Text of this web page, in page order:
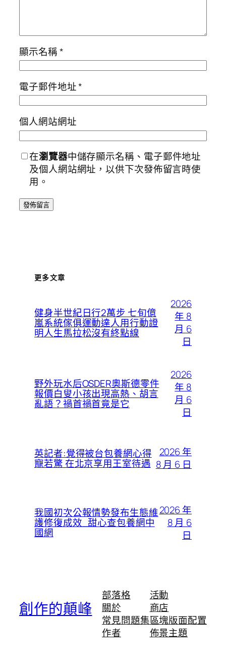
顯示名稱*
電子郵件地址*
個人網站網址
在瀏覽器中儲存顯示名稱、電子郵件地址
及個人網站網址，以供下次發佈留言時使
用。
更多文章
健身半世紀日行2萬步 七旬億
嵐系統傢俱運動達人用行動證
明人生馬拉松沒有終點線
2026
年 8
月 6
日
野外玩水后OSDER奧斯德零件
報價白叟小孩出現高熱、胡言
亂語？禍首禍首竟是它
2026
年 8
月 6
日
英記者:覺得被台包養網心得
寵若驚 在北京享用王室待遇
2026 年
8 月 6 日
我國初次公報情勢發布生態維
護修復成效_甜心查包養網中
國網
2026 年
8 月 6
日
創作的顛峰
部落格
關於
常見問題集
作者
活動
商店
區塊版面配置
佈景主題